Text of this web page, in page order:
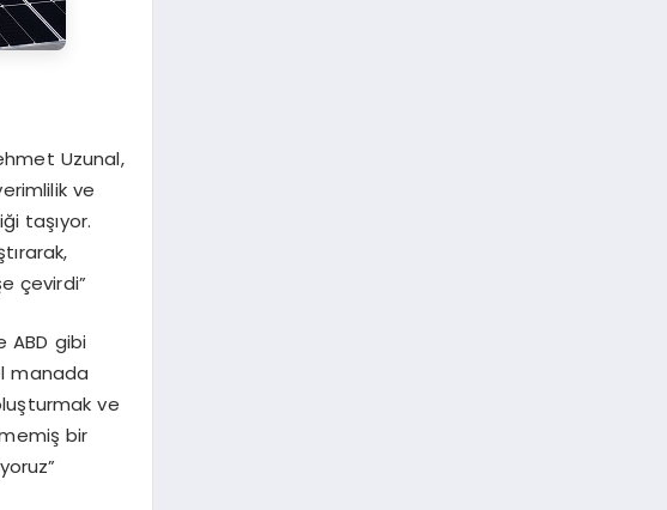
Uzunal,
ve
taşıyor.
çevirdi”
ABD gibi
manada
ve
bir